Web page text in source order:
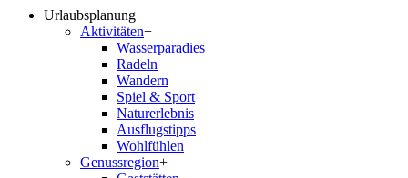
Urlaubsplanung
Aktivitäten+
Wasserparadies
Radeln
Wandern
Spiel & Sport
Naturerlebnis
Ausflugstipps
Wohlfühlen
Genussregion+